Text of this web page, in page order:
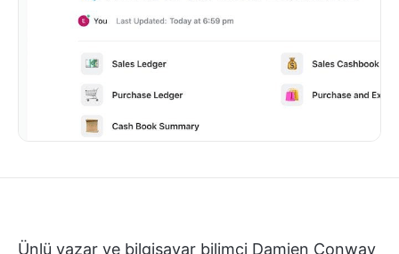
Ünlü yazar ve bilgisayar bilimci Damien Conway